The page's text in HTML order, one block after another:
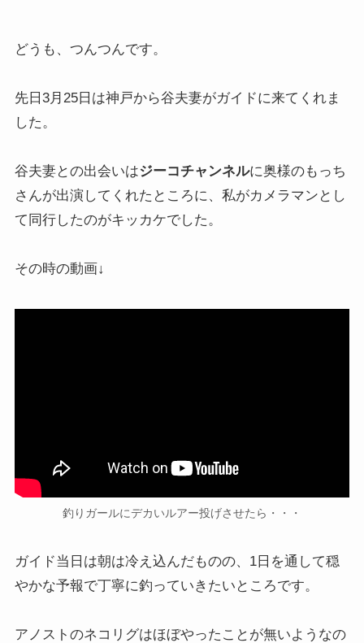
どうも、つんつんです。
先日3月25日は神戸から谷夫妻がガイドに来てくれま
した。
谷夫妻との出会いはジーコチャンネルに奥様のもっち
さんが出演してくれたところに、私がカメラマンとし
て同行したのがキッカケでした。
その時の動画↓
釣りガールにデカいルアー投げさせたら・・・
ガイド当日は朝は冷え込んだものの、1日を通して穏
やかな予報で丁寧に釣っていきたいところです。
アノストのネコリグはほぼやったことが無いようなの